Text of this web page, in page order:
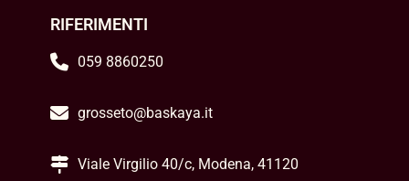
RIFERIMENTI
059 8860250
grosseto@baskaya.it
Viale Virgilio 40/c, Modena, 41120